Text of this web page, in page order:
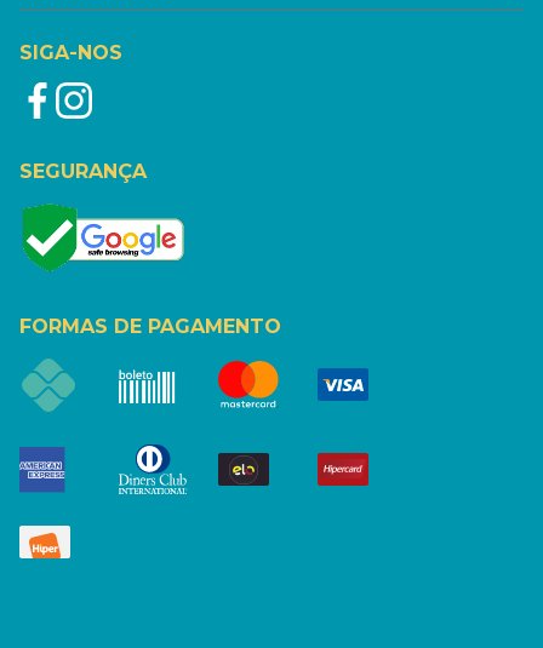
SIGA-NOS
SEGURANÇA
FORMAS DE PAGAMENTO